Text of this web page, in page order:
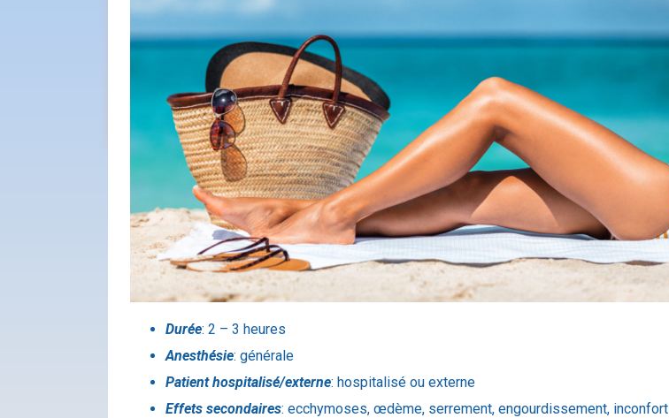
Durée: 2 – 3 heures
Anesthésie: générale
Patient hospitalisé/externe: hospitalisé ou externe
Effets secondaires: ecchymoses, œdème, serrement, engourdissement, inconfort